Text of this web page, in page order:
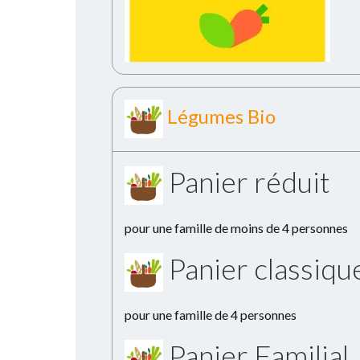
Légumes Bio
Panier réduit
pour une famille de moins de 4 personnes
Panier
pour une famille de 4 personnes